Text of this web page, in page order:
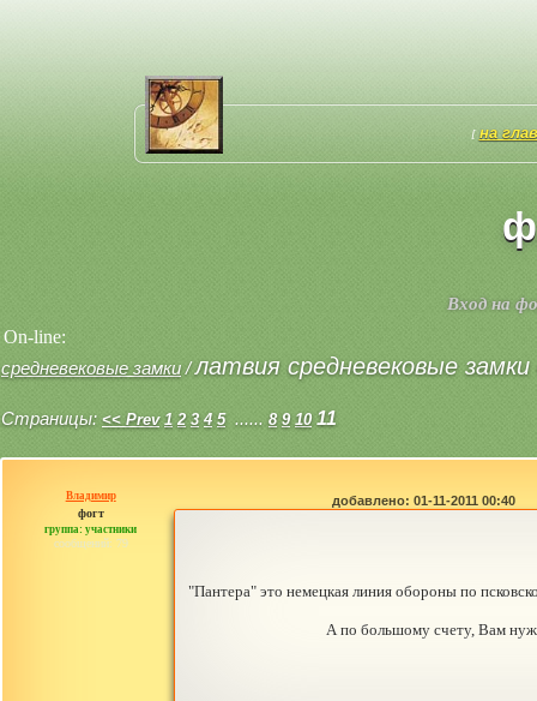
[ на
Вход на
On-line:
средневековые замки/латвия средневековые
Страницы:<< Prev 1 2 3 4 5......8 9 10 11
Владимир
фогт
группа: участники
сообщений: 79
добавлено: 01-11-2011 00:40
"Пантера" это немецкая линия обороны по
А по большому счету, Вам